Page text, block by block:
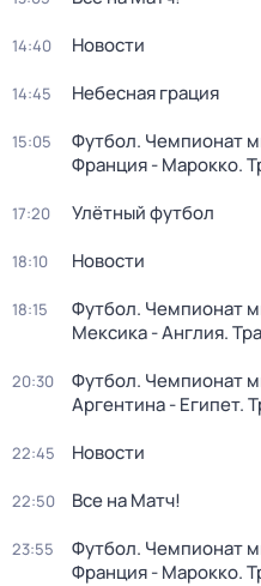
14:40 Новости
14:45 Небесная грация
15:05
Футбол. Чемпионат
Франция - Марокко.
17:20 Улётный футбол
18:10 Новости
18:15
Футбол. Чемпионат
Мексика - Англия.
20:30
Футбол. Чемпионат
Аргентина - Египет.
22:45 Новости
22:50 Все на Матч!
23:55
Футбол. Чемпионат
Франция - Марокко.